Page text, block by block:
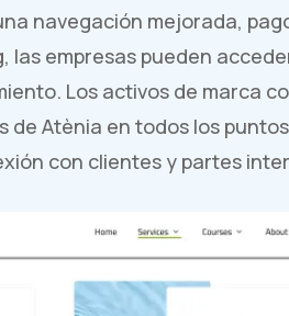
navegación mejorada,
las empresas pueden
Los activos de marca
de Atènia en todos los
con clientes y partes